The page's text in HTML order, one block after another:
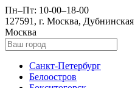
Пн–Пт: 10-00–18-00
127591, г. Москва, Дубнинская
Москва
Санкт-Петербург
Белоостров